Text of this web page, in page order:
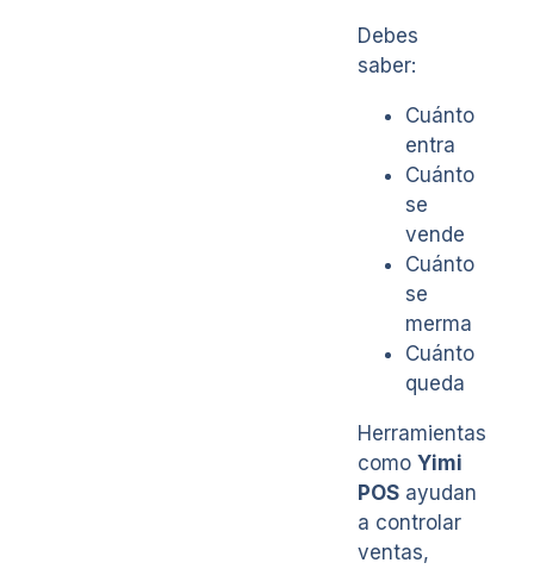
Debes
saber:
Cuánto
entra
Cuánto
se
vende
Cuánto
se
merma
Cuánto
queda
Herramientas
como Yimi
POS ayudan
a controlar
ventas,